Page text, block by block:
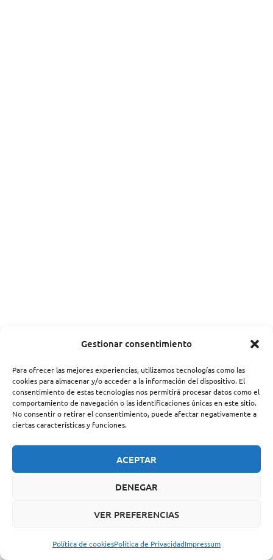
Gestionar consentimiento
Para ofrecer las mejores experiencias, utilizamos tecnologías como las
cookies para almacenar y/o acceder a la información del dispositivo. El
consentimiento de estas tecnologías nos permitirá procesar datos como el
comportamiento de navegación o las identificaciones únicas en este sitio.
No consentir o retirar el consentimiento, puede afectar negativamente a
ciertas características y funciones.
ACEPTAR
DENEGAR
VER PREFERENCIAS
Política de cookiesPolítica de PrivacidadImpressum